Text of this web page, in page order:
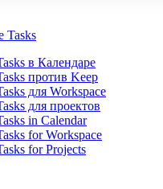
Tasks
в Календаре
против Keep
для Workspace
для проектов
in Calendar
for Workspace
for Projects